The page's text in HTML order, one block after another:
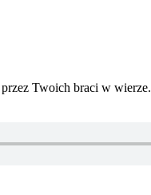
Twoich braci w wierze.